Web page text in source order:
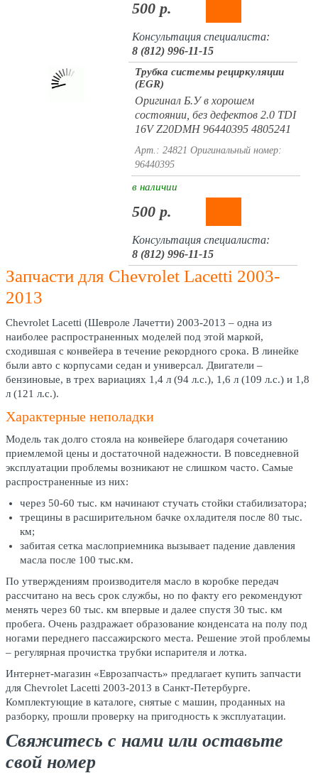
500 р.
Консультация специалиста:
8 (812) 996-11-15
Трубка системы рециркуляции
(EGR)
Оригинал Б.У в хорошем
состоянии, без дефектов 2.0 TDI
16V Z20DMH 96440395 4805241
Арт.: 24821 Оригинальный номер:
96440395
в наличии
500 р.
Консультация специалиста:
8 (812) 996-11-15
Запчасти для Chevrolet Lacetti 2003-
2013
Chevrolet Lacetti (Шевроле Лачетти) 2003-2013 – одна из
наиболее распространенных моделей под этой маркой,
сходившая с конвейера в течение рекордного срока. В линейке
были авто с корпусами седан и универсал. Двигатели –
бензиновые, в трех вариациях 1,4 л (94 л.с.), 1,6 л (109 л.с.) и 1,8
л (121 л.с.).
Характерные неполадки
Модель так долго стояла на конвейере благодаря сочетанию
приемлемой цены и достаточной надежности. В повседневной
эксплуатации проблемы возникают не слишком часто. Самые
распространенные из них:
через 50-60 тыс. км начинают стучать стойки стабилизатора;
трещины в расширительном бачке охладителя после 80 тыс.
км;
забитая сетка маслоприемника вызывает падение давления
масла после 100 тыс.км.
По утверждениям производителя масло в коробке передач
рассчитано на весь срок службы, но по факту его рекомендуют
менять через 60 тыс. км впервые и далее спустя 30 тыс. км
пробега. Очень раздражает образование конденсата на полу под
ногами переднего пассажирского места. Решение этой проблемы
– регулярная прочистка трубки испарителя и лотка.
Интернет-магазин «Еврозапчасть» предлагает купить запчасти
для Chevrolet Lacetti 2003-2013 в Санкт-Петербурге.
Комплектующие в каталоге, снятые с машин, проданных на
разборку, прошли проверку на пригодность к эксплуатации.
Свяжитесь с нами или оставьте
свой номер